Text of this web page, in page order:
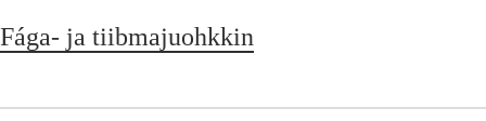
Fága- ja tiibmajuohkkin